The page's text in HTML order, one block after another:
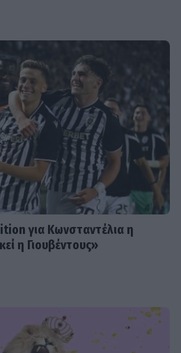
του
τους
από
για Κωνσταντέλια η
η Γιουβέντους»